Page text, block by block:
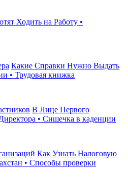
Ходить на Работу •
Какие Справки Нужно Выдать
• Трудовая книжка
В Лице Первого
• Сишечка в каденции
Как Узнать Налоговую
• Способы проверки